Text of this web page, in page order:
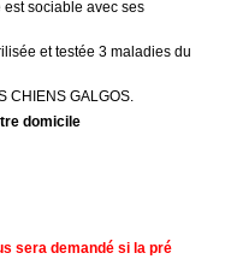
sociable avec ses
et testée 3 maladies du
CHIENS GALGOS.
domicile
sera demandé si la pré